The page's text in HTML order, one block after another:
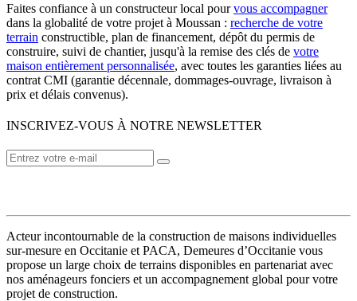
Faites confiance à un constructeur local pourvous accompagner
dans la globalité de votre projet à Moussan : recherche de votre
terrain constructible, plan de financement, dépôt du permis de
construire, suivi de chantier, jusqu'à la remise des clés de votre
maison entièrement personnalisée, avec toutes les garanties liées au
contrat CMI (garantie décennale, dommages-ouvrage, livraison à
prix et délais convenus).
INSCRIVEZ-VOUS À NOTRE NEWSLETTER
Acteur incontournable de la construction de maisons individuelles
sur-mesure en Occitanie et PACA, Demeures d’Occitanie vous
propose un large choix de terrains disponibles en partenariat avec
nos aménageurs fonciers et un accompagnement global pour votre
projet de construction.